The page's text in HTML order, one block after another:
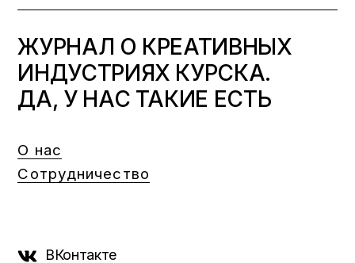
ЖУРНАЛ О КРЕАТИВНЫХ
ИНДУСТРИЯХ КУРСКА.
ДА, У НАС ТАКИЕ ЕСТЬ
О нас
Сотрудничество
ВКонтакте